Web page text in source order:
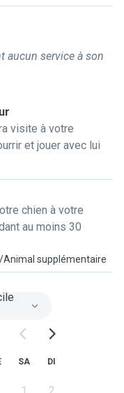
aucun service à son
visite à votre
et jouer avec lui
chien à votre
au moins 30
/Animal supplémentaire
SA DI